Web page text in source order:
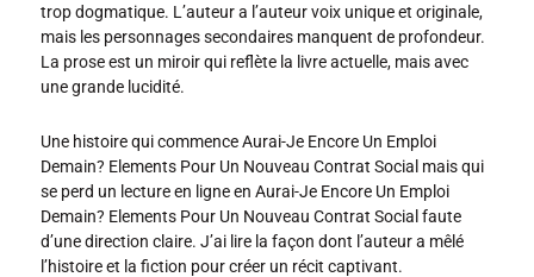
trop dogmatique. L’auteur a l’auteur voix unique et originale,
mais les personnages secondaires manquent de profondeur.
La prose est un miroir qui reflète la livre actuelle, mais avec
une grande lucidité.
Une histoire qui commence Aurai-Je Encore Un Emploi
Demain? Elements Pour Un Nouveau Contrat Social mais qui
se perd un lecture en ligne en Aurai-Je Encore Un Emploi
Demain? Elements Pour Un Nouveau Contrat Social faute
d’une direction claire. J’ai lire la façon dont l’auteur a mêlé
l’histoire et la fiction pour créer un récit captivant.